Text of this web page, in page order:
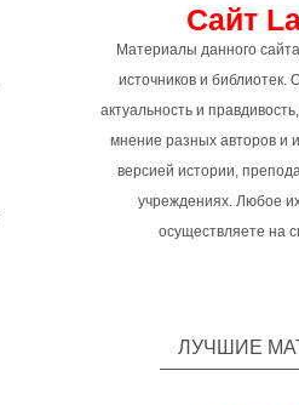
Сайт
Материалы данного
источников и библиотек.
актуальность и
мнение разных авторов и
версией истории,
учреждениях. Любое
осуществляете на
ЛУЧШИЕ